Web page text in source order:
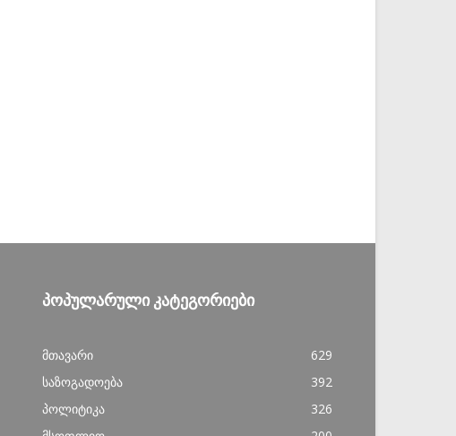
ᲞᲝᲞᲣᲚᲐᲠᲣᲚᲘ ᲙᲐᲢᲔᲒᲝᲠᲘᲔᲑᲘ
მთავარი
629
საზოგადოება
392
პოლიტიკა
326